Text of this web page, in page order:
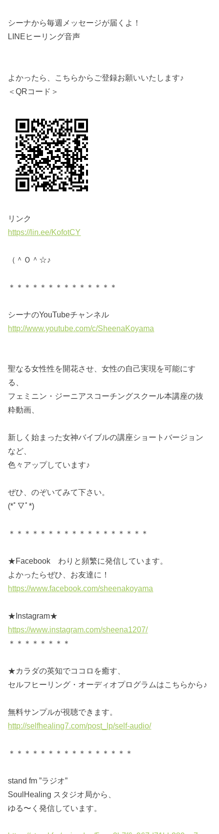
シーナから毎週メッセージが届くよ！
LINEヒーリング音声
よかったら、こちらからご登録お願いいたします♪
＜QRコード＞
リンク
https://lin.ee/KofotCY
（＾Ｏ＾☆♪
＊＊＊＊＊＊＊＊＊＊＊＊＊＊
シーナのYouTubeチャンネル
http://www.youtube.com/c/SheenaKoyama
聖なる女性性を開花させ、女性の自己実現を可能にす
る、
フェミニン・ジーニアスコーチングスクール本講座の抜
粋動画、
新しく始まった女神バイブルの講座ショートバージョン
など、
色々アップしています♪
ぜひ、のぞいてみて下さい。
(*ﾟ▽ﾟ*)
＊＊＊＊＊＊＊＊＊＊＊＊＊＊＊＊＊＊
★Facebook わりと頻繁に発信しています。
よかったらぜひ、お友達に！
https://www.facebook.com/sheenakoyama
★Instagram★
https://www.instagram.com/sheena1207/
＊＊＊＊＊＊＊＊
★カラダの英知でココロを癒す、
セルフヒーリング・オーディオプログラムはこちらから♪
無料サンプルが視聴できます。
http://selfhealing7.com/post_lp/self-audio/
＊＊＊＊＊＊＊＊＊＊＊＊＊＊＊＊
stand fm ”ラジオ”
SoulHealing スタジオ局から、
ゆる〜く発信しています。